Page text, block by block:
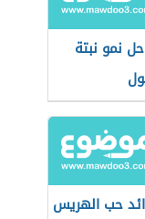
نمو نبتة
حب الهريس